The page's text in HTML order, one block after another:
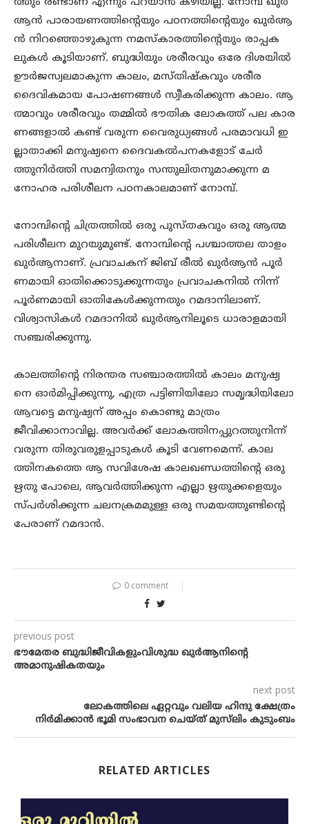
ത്തും രണ്ടാണ് എന്നും പറയാൻ കഴിയില്ല. നോമ്പ് ഖുർ
ആൻ പാരായണത്തിന്റെയും പഠനത്തിന്റെയും ഖുർആ
ൻ നിറഞ്ഞൊഴുകുന്ന നമസ്കാരത്തിന്റെയും രാപ്പക
ലുകൾ കൂടിയാണ്. ബുദ്ധിയും ശരീരവും ഒരേ ദിശയിൽ
ഊർജസ്വലമാകുന്ന കാലം, മസ്തിഷ്കവും ശരീര
ദൈവികമായ പോഷണങ്ങൾ സ്വീകരിക്കുന്ന കാലം. ആ
ത്മാവും ശരീരവും തമ്മിൽ ഭൗതിക ലോകത്ത് പല കാര
ണങ്ങളാൽ കണ്ട് വരുന്ന വൈരുധ്യങ്ങൾ പരമാവധി ഇ
ല്ലാതാക്കി മനുഷ്യനെ ദൈവകൽപനകളോട് ചേർ
ത്തുനിർത്തി സമന്വിതനും സന്തുലിതനുമാക്കുന്ന മ
നോഹര പരിശീലന പഠനകാലമാണ് നോമ്പ്.
നോമ്പിന്റെ ചിത്രത്തിൽ ഒരു പുസ്തകവും ഒരു ആത്മ
പരിശീലന മുറയുമുണ്ട്. നോമ്പിന്റെ പശ്ചാത്തല താളം
ഖുർആനാണ്. പ്രവാചകന് ജിബ് രീൽ ഖുർആൻ പൂർ
ണമായി ഓതിക്കൊടുക്കുന്നതും പ്രവാചകനിൽ നിന്ന്
പൂർണമായി ഓതികേൾക്കുന്നതും റമദാനിലാണ്.
വിശ്വാസികൾ റമദാനിൽ ഖുർആനിലൂടെ ധാരാളമായി
സഞ്ചരിക്കുന്നു.
കാലത്തിന്റെ നിരന്തര സഞ്ചാരത്തിൽ കാലം മനുഷ്യ
നെ ഓർമിപ്പിക്കുന്നു, എത്ര പട്ടിണിയിലോ സമൃദ്ധിയിലോ
ആവട്ടെ മനുഷ്യന് അപ്പം കൊണ്ടു മാത്രം
ജീവിക്കാനാവില്ല. അവർക്ക് ലോകത്തിനപ്പുറത്തുനിന്ന്
വരുന്ന തിരുവരുളപ്പാടുകൾ കൂടി വേണമെന്ന്. കാല
ത്തിനകത്തെ ആ സവിശേഷ കാലഖണ്ഡത്തിന്റെ ഒരു
ഋതു പോലെ, ആവർത്തിക്കുന്ന എല്ലാ ഋതുക്കളെയും
സ്പർശിക്കുന്ന ചലനക്രമമുള്ള ഒരു സമയത്തുണ്ടിന്റെ
പേരാണ് റമദാൻ.
0 comment
previous post
ഭൗമേതര ബുദ്ധിജീവികളുംവിശുദ്ധ ഖുർആനിന്റെ
അമാനുഷികതയും
next post
ലോകത്തിലെ ഏറ്റവും വലിയ ഹിന്ദു ക്ഷേത്രം
നിർമിക്കാൻ ഭൂമി സംഭാവന ചെയ്ത് മുസ്‌ലിം കുടുംബം
RELATED ARTICLES